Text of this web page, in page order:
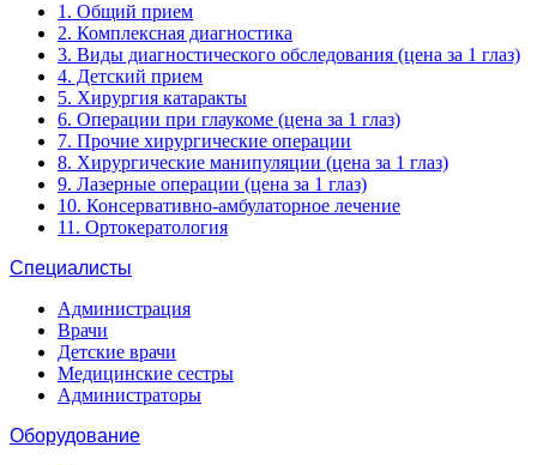
1. Общий прием
2. Комплексная диагностика
3. Виды диагностического обследования (цена за 1 глаз)
4. Детский прием
5. Хирургия катаракты
6. Операции при глаукоме (цена за 1 глаз)
7. Прочие хирургические операции
8. Хирургические манипуляции (цена за 1 глаз)
9. Лазерные операции (цена за 1 глаз)
10. Консервативно-амбулаторное лечение
11. Ортокератология
Специалисты
Администрация
Врачи
Детские врачи
Медицинские сестры
Администраторы
Оборудование